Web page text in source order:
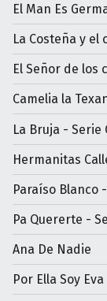
El Man Es
La Costeña y el
El Señor de los
Camelia la
La Bruja - Serie
Hermanitas
Paraíso Blanco
Pa Quererte -
Ana De Nadie
Por Ella Soy